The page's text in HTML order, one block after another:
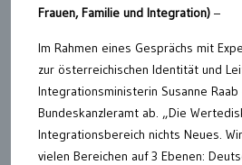
Frauen, Familie und Integration) –
Im Rahmen eines Gesprächs mit
zur österreichischen Identität und
Integrationsministerin Susanne
Bundeskanzleramt ab. „Die
Integrationsbereich nichts Neues.
vielen Bereichen auf 3 Ebenen: